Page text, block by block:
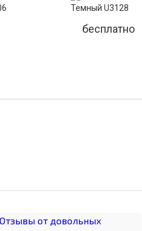
бесплатно